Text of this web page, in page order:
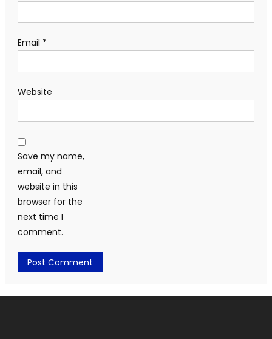
Email *
Website
Save my name,
email, and
website in this
browser for the
next time I
comment.